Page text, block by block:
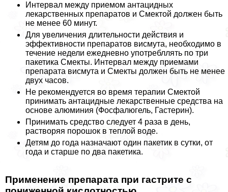
Интервал между приемом антацидных
лекарственных препаратов и Смектой должен быть
не менее 60 минут.
Для увеличения длительности действия и
эффективности препаратов висмута, необходимо в
течение недели ежедневно употрeбллять по три
пакетика Смекты. Интервал между приемами
препарата висмута и Смекты должен быть не менее
двух часов.
Не рекомендуется во время терапии Смектой
принимать антацидные лекарственные средства на
основе алюминия (Фосфалюгель, Гастерин).
Принимать средство следует 4 раза в день,
растворяя порошок в теплой воде.
Детям до года назначают один пакетик в сутки, от
года и старше по два пакетика.
Применение препарата при гастрите с